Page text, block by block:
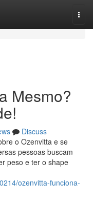
Mesmo?
Discuss
o Ozenvitta e se
pessoas buscam
peso e ter o shape
ozenvitta-funciona-